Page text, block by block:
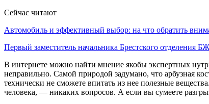
Сейчас читают
Автомобиль и эффективный выбор: на что обратить
Первый заместитель начальника Брестского отделения
В интернете можно найти мнение якобы экспертных
неправильно. Самой природой задумано, что арбузная
технически не сможете впитать из нее полезные
человека, — никаких вопросов. А если вы сумеете